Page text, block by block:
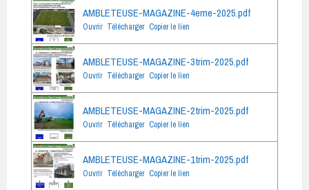
AMBLETEUSE-MAGAZINE-4eme-2025.pdf
Ouvrir Télécharger Copier le lien
AMBLETEUSE-MAGAZINE-3trim-2025.pdf
Ouvrir Télécharger Copier le lien
AMBLETEUSE-MAGAZINE-2trim-2025.pdf
Ouvrir Télécharger Copier le lien
AMBLETEUSE-MAGAZINE-1trim-2025.pdf
Ouvrir Télécharger Copier le lien